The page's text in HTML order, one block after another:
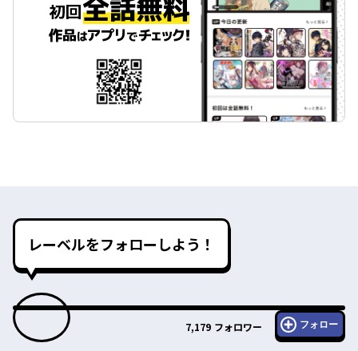
レーベルをフォローしよう！
7,179 フォロワー フォロー